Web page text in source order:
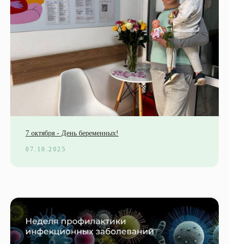
7 октября - День беременных!
07.10.2025